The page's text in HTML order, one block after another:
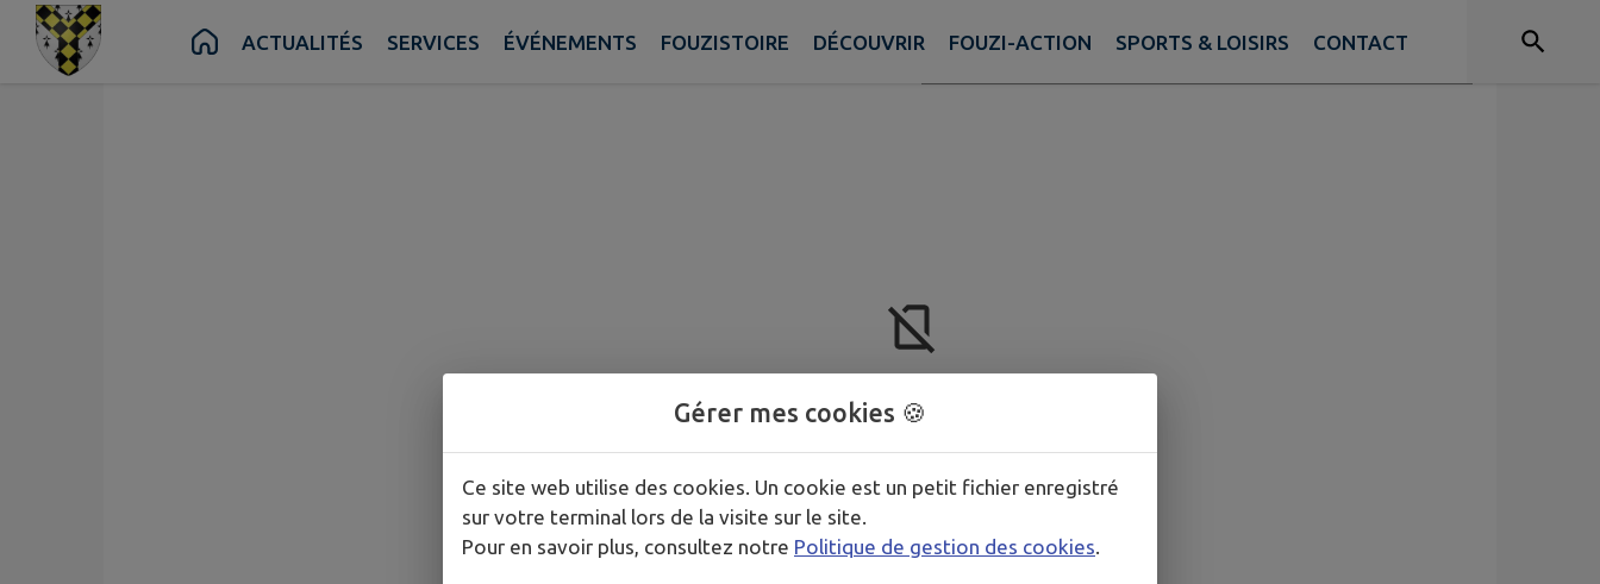
Contenu Menu Recherche Pied de page
ACTUALITÉS SERVICES ÉVÉNEMENTS FOUZISTOIRE DÉCOUVRIR FOUZI-ACTION SPORTS & LOISIRS CONTACT
Rechercher
Aucun élément n'est référencé dans la commune.
Gérer mes cookies 🍪
Ce site web utilise des cookies. Un cookie est un petit fichier enregistré
sur votre terminal lors de la visite sur le site.
Pour en savoir plus, consultez notre Politique de gestion des cookies